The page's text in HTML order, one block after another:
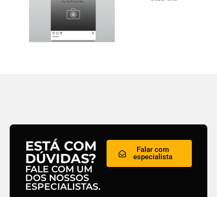
ESTÁ COM
DÚVIDAS?
FALE COM UM
DOS NOSSOS
ESPECIALISTAS.
Falar com
especialista